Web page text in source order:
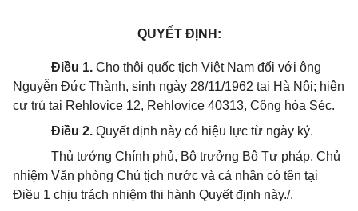
QUYẾT ĐỊNH:
Điều 1. Cho thôi quốc tịch Việt Nam đối với ông
Nguyễn Đức Thành, sinh ngày 28/11/1962 tại Hà Nội; hiện
cư trú tại Rehlovice 12, Rehlovice 40313, Cộng hòa Séc.
Điều 2. Quyết định này có hiệu lực từ ngày ký.
Thủ tướng Chính phủ, Bộ trưởng Bộ Tư pháp, Chủ
nhiệm Văn phòng Chủ tịch nước và cá nhân có tên tại
Điều 1 chịu trách nhiệm thi hành Quyết định này./.